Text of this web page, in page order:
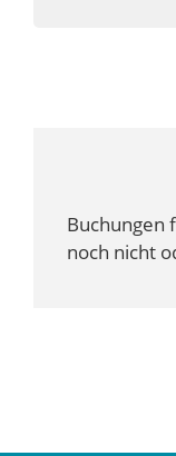
Buchungen
noch nicht